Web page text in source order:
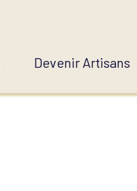
Devenir Artisans